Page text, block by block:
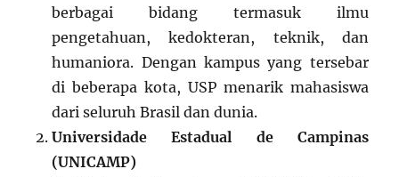
berbagai bidang termasuk ilmu
pengetahuan, kedokteran, teknik, dan
humaniora. Dengan kampus yang tersebar
di beberapa kota, USP menarik mahasiswa
dari seluruh Brasil dan dunia.
Universidade Estadual de Campinas
(UNICAMP)